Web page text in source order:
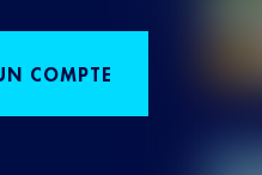
COMPTE